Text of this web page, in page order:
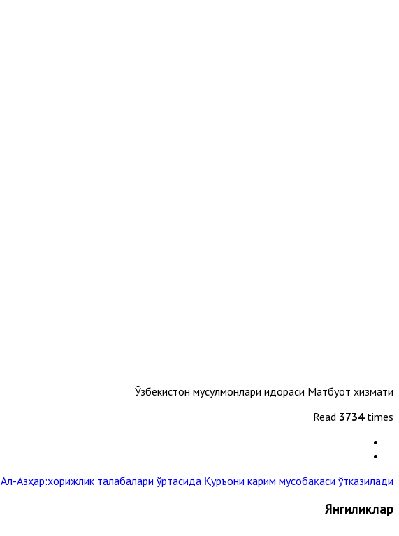
Ўзбекистон мусулмонлари идораси Матбуот хизмати
Read 3734times
Aл-Aзҳар:хорижлик талабалари ўртасида Қуръони карим мусобақаси ўтказилади »
Янгиликлар